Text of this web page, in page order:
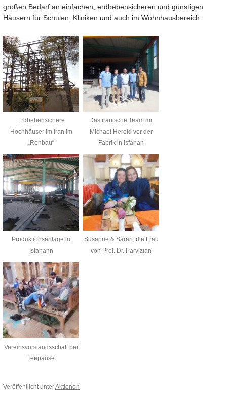
großen Bedarf an einfachen, erdbebensicheren und günstigen
Häusern für Schulen, Kliniken und auch im Wohnhausbereich.
Erdbebensichere
Hochhäuser im Iran im
„Rohbau“
Das iranische Team mit
Michael Herold vor der
Fabrik in Isfahan
Produktionsanlage in
Isfahahn
Susanne & Sarah, die Frau
von Prof. Dr. Parvizian
Vereinsvorstandsschaft bei
Teepause
Veröffentlicht unterAktionen